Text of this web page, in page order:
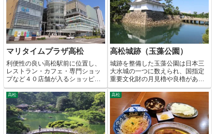
マリタイムプラザ高松
利便性の良い高松駅前に位置し、
レストラン・カフェ・専門ショッ
プなど４０店舗が入るショッピン
グモール。
高松城跡（玉藻公園）
城跡を整備した玉藻公園は日本三
大水城の一つに数えられ、国指定
重要文化財の月見櫓や良櫓があ
り、堀に海水を引き込んだ海城と
して有名です。
高松 高松